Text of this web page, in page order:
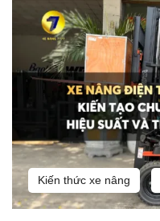
Kiến thức xe nâng